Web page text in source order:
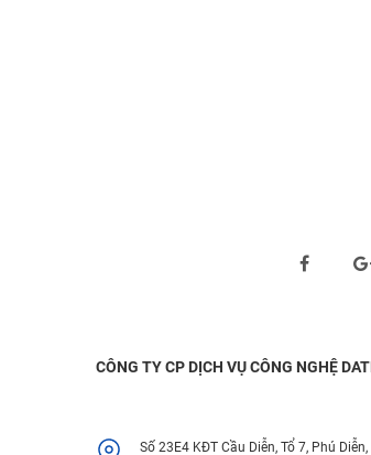
CÔNG TY CP DỊCH VỤ CÔNG NGHỆ
Số 23E4 KĐT Cầu Diễn, Tổ 7, Phú